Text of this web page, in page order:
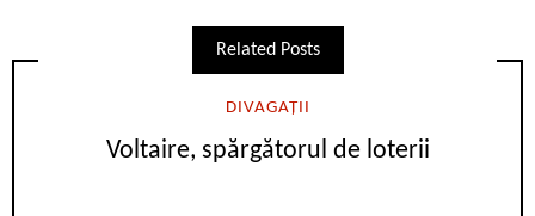
Related Posts
DIVAGAȚII
Voltaire, spărgătorul de loterii